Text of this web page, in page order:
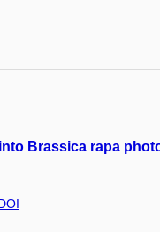
Brassica rapa